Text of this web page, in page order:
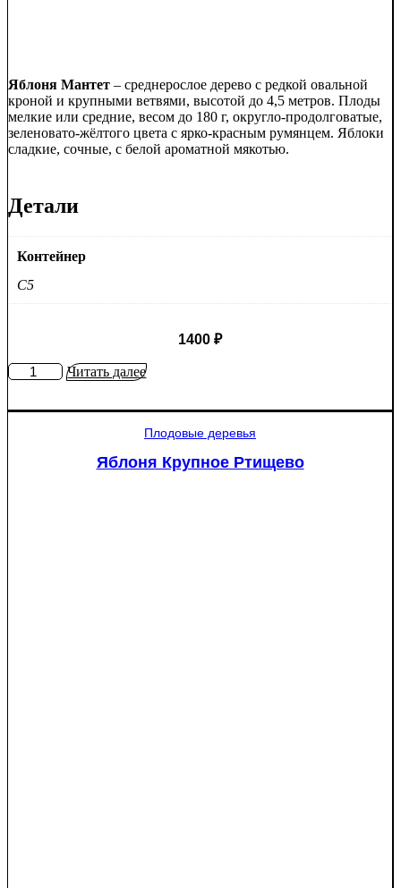
Яблоня Мантет – среднерослое дерево с редкой овальной
кроной и крупными ветвями, высотой до 4,5 метров. Плоды
мелкие или средние, весом до 180 г, округло-продолговатые,
зеленовато-жёлтого цвета с ярко-красным румянцем. Яблоки
сладкие, сочные, с белой ароматной мякотью.
Детали
Контейнер
C5
1400 ₽
КоличествоЧитать далее
Плодовые деревья
Яблоня Крупное Ртищево